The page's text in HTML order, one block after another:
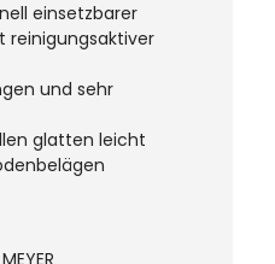
einsetzbarer
reinigungsaktiver
und sehr
glatten leicht